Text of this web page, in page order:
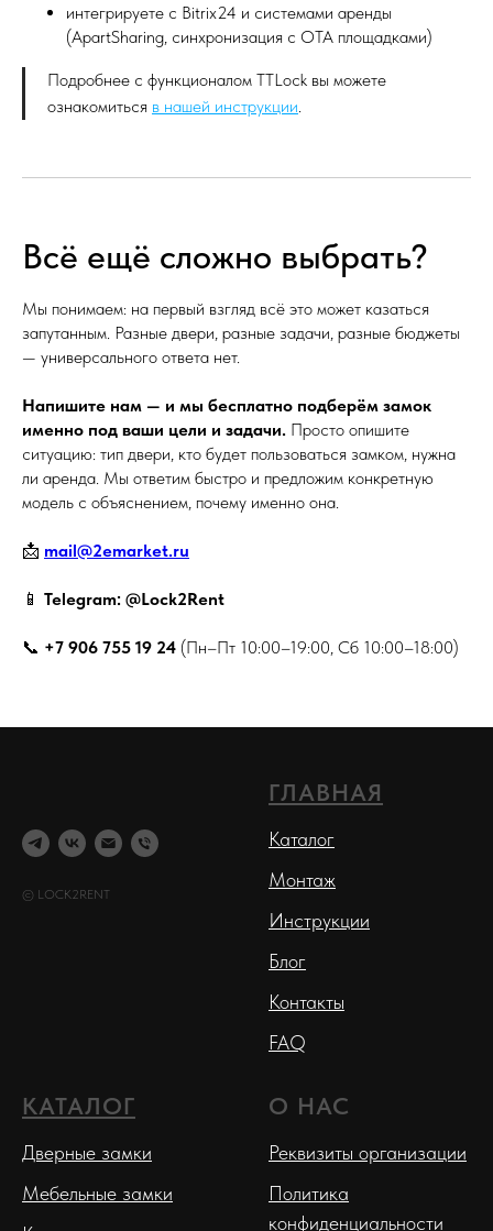
интегрируете с Bitrix24 и системами аренды
(ApartSharing, синхронизация с OTA площадками)
Подробнее с функционалом TTLock вы можете
ознакомиться в нашей инструкции.
Всё ещё сложно выбрать?
Мы понимаем: на первый взгляд всё это может казаться
запутанным. Разные двери, разные задачи, разные бюджеты
— универсального ответа нет.
Напишите нам — и мы бесплатно подберём замок
именно под ваши цели и задачи. Просто опишите
ситуацию: тип двери, кто будет пользоваться замком, нужна
ли аренда. Мы ответим быстро и предложим конкретную
модель с объяснением, почему именно она.
📩 mail@2emarket.ru
📱 Telegram: @Lock2Rent
📞 +7 906 755 19 24 (Пн–Пт 10:00–19:00, Сб 10:00–18:00)
© LOCK2RENT
ГЛАВНАЯ
Каталог
Монтаж
Инструкции
Блог
Контакты
FAQ
КАТАЛОГ
Дверные замки
Мебельные замки
О НАС
Реквизиты организации
Политика
конфиденциальности